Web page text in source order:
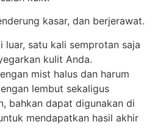
kasar, dan berjerawat.
luar, satu kali semprotan saja
kulit Anda.
mist halus dan harum
lembut sekaligus
bahkan dapat digunakan di
mendapatkan hasil akhir